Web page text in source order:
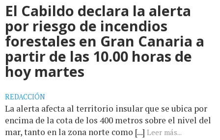
El Cabildo declara la alerta
por riesgo de incendios
forestales en Gran Canaria a
partir de las 10.00 horas de
hoy martes
REDACCIÓN
La alerta afecta al territorio insular que se ubica por
encima de la cota de los 400 metros sobre el nivel del
mar, tanto en la zona norte como [...] Leer más...